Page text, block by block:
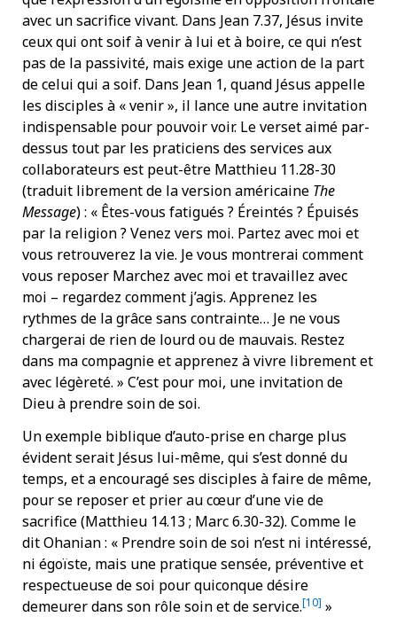
avec un sacrifice vivant. Dans Jean 7.37, Jésus invite
ceux qui ont soif à venir à lui et à boire, ce qui n’est
pas de la passivité, mais exige une action de la part
de celui qui a soif. Dans Jean 1, quand Jésus appelle
les disciples à « venir », il lance une autre invitation
indispensable pour pouvoir voir. Le verset aimé par-
dessus tout par les praticiens des services aux
collaborateurs est peut-être Matthieu 11.28-30
(traduit librement de la version américaine The
Message) : « Êtes-vous fatigués ? Éreintés ? Épuisés
par la religion ? Venez vers moi. Partez avec moi et
vous retrouverez la vie. Je vous montrerai comment
vous reposer Marchez avec moi et travaillez avec
moi – regardez comment j’agis. Apprenez les
rythmes de la grâce sans contrainte… Je ne vous
chargerai de rien de lourd ou de mauvais. Restez
dans ma compagnie et apprenez à vivre librement et
avec légèreté. » C’est pour moi, une invitation de
Dieu à prendre soin de soi.
Un exemple biblique d’auto-prise en charge plus
évident serait Jésus lui-même, qui s’est donné du
temps, et a encouragé ses disciples à faire de même,
pour se reposer et prier au cœur d’une vie de
sacrifice (Matthieu 14.13 ; Marc 6.30-32). Comme le
dit Ohanian : « Prendre soin de soi n’est ni intéressé,
ni égoïste, mais une pratique sensée, préventive et
respectueuse de soi pour quiconque désire
demeurer dans son rôle soin et de service.[10] »